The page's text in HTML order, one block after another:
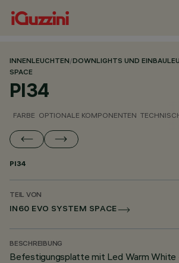
INNENLEUCHTEN/DOWNLIGHTS UND
SPACE
PI34
FARBE OPTIONALE KOMPONENTEN
PI34
TEIL VON
IN60 EVO SYSTEM SPACE
BESCHREIBUNG
Befestigungsplatte mit Led Warm